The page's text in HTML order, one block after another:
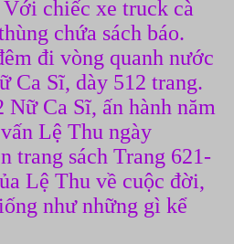
chiếc xe truck cà
chứa sách báo.
đi vòng quanh nước
Ca Sĩ, dày 512 trang.
Ca Sĩ, ấn hành năm
Lệ Thu ngày
trang sách Trang 621-
Lệ Thu về cuộc đời,
như những gì kể